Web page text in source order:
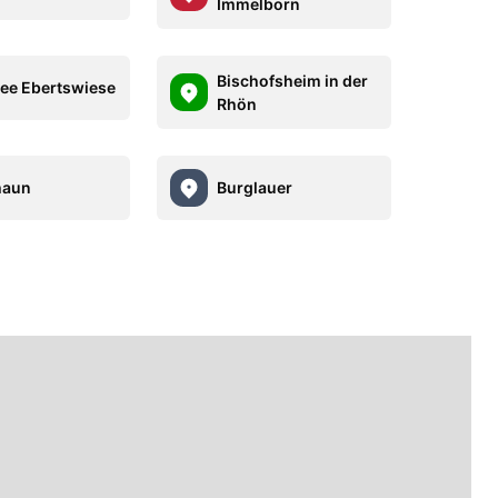
Immelborn
Ebertswiese
Bischofsheim in der
Rhön
Burglauer